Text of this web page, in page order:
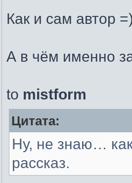
Как и сам автор
А в чём именно
to mistform
Цитата:
Ну, не знаю…
рассказ.